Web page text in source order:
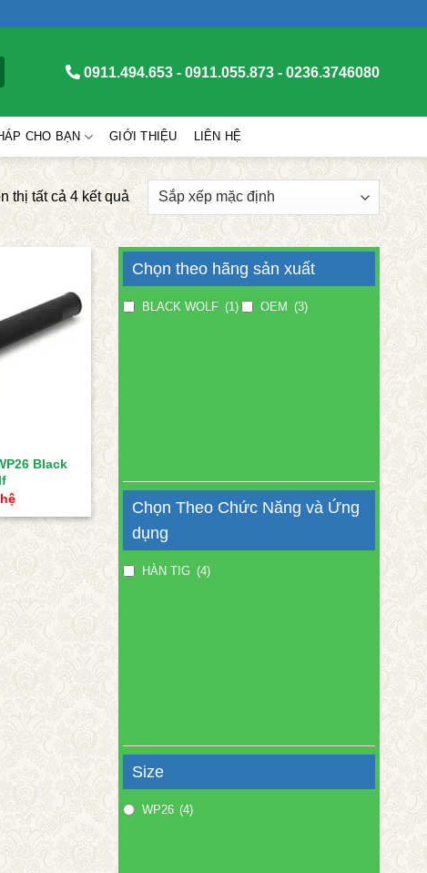
0911.494.653 - 0911.055.873 - 0236.3746080
CHO BẠN GIỚI THIỆU LIÊN HỆ
thị tất cả 4 kết quả
Black
Chọn theo hãng sản xuất
BLACK WOLF (1) OEM (3)
Chọn Theo Chức Năng và Ứng
dụng
HÀN TIG (4)
Size
WP26 (4)